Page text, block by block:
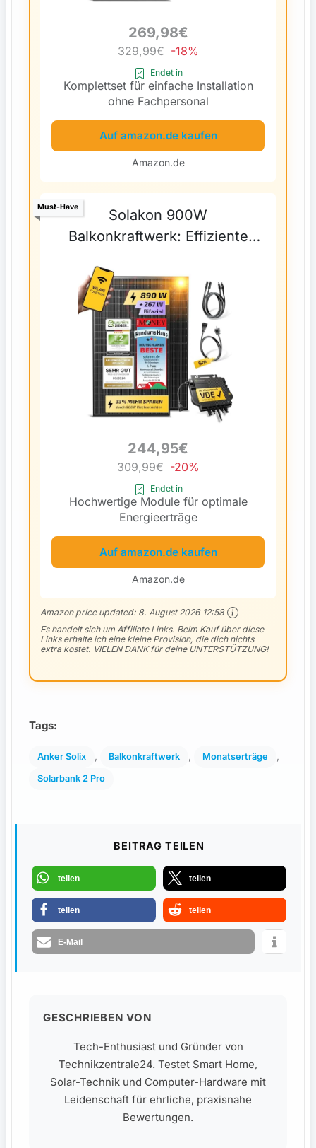
269,98€
329,99€ -18%
Endet in
Komplettset für einfache Installation
ohne Fachpersonal
Auf amazon.de kaufen
Amazon.de
Solakon 900W
Balkonkraftwerk: Effiziente
Must-Have
244,95€
309,99€ -20%
Endet in
Hochwertige Module für optimale
Energieerträge
Auf amazon.de kaufen
Amazon.de
Amazon price updated: 8. August 2026 12:58
Es handelt sich um Affiliate Links. Beim Kauf über diese
Links erhalte ich eine kleine Provision, die dich nichts
extra kostet. VIELEN DANK für deine UNTERSTÜTZUNG!
Tags:
Anker Solix Balkonkraftwerk Monatserträge
Solarbank 2 Pro
BEITRAG TEILEN
teilen teilen
teilen teilen
E-Mail
GESCHRIEBEN VON
Tech-Enthusiast und Gründer von
Technikzentrale24. Testet Smart Home,
Solar-Technik und Computer-Hardware mit
Leidenschaft für ehrliche, praxisnahe
Bewertungen.